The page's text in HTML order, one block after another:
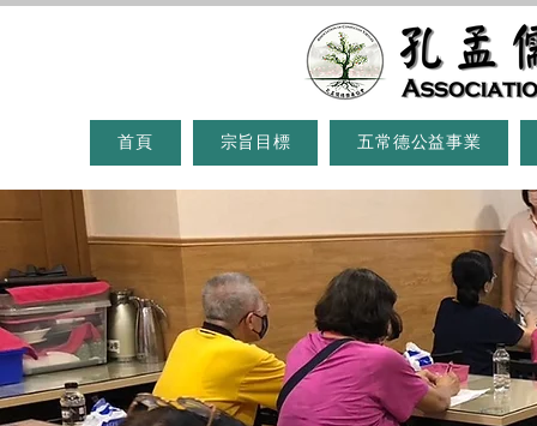
首頁 宗旨目標 五常德公益事業